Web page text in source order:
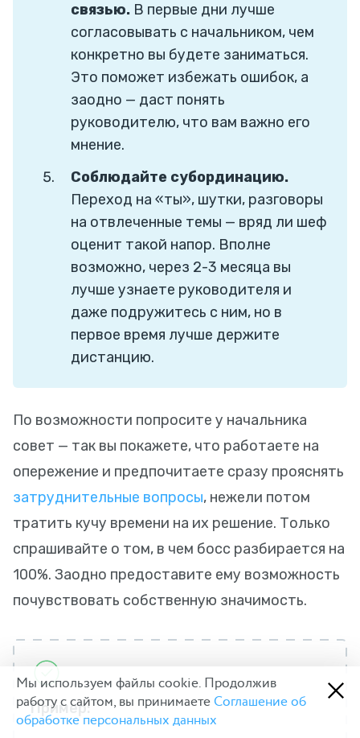
связью. В первые дни лучше
согласовывать с начальником, чем
конкретно вы будете заниматься.
Это поможет избежать ошибок, а
заодно — даст понять
руководителю, что вам важно его
мнение.
Соблюдайте субординацию.
Переход на «ты», шутки, разговоры
на отвлеченные темы — вряд ли шеф
оценит такой напор. Вполне
возможно, через 2-3 месяца вы
лучше узнаете руководителя и
даже подружитесь с ним, но в
первое время лучше держите
дистанцию.
По возможности попросите у начальника
совет — так вы покажете, что работаете на
опережение и предпочитаете сразу прояснять
затруднительные вопросы, нежели потом
тратить кучу времени на их решение. Только
спрашивайте о том, в чем босс разбирается на
100%. Заодно предоставите ему возможность
почувствовать собственную значимость.
Пример:
Мы используем файлы cookie. Продолжив
работу с сайтом, вы принимаетеСоглашение об
обработке персональных данных